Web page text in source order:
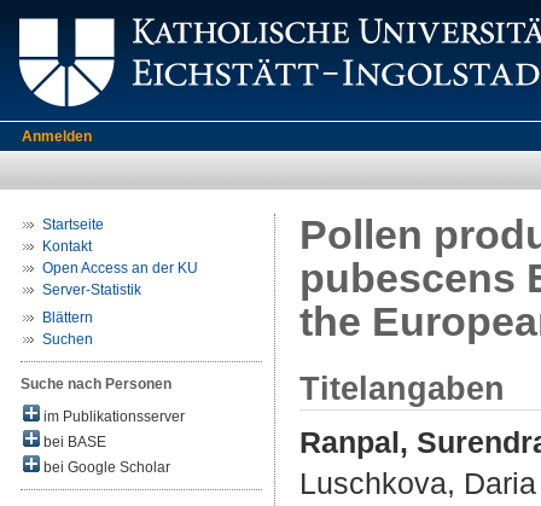
Anmelden
Startseite
Kontakt
Open Access an der KU
Server-Statistik
Blättern
Suchen
Suche nach Personen
im Publikationsserver
bei BASE
bei Google Scholar
Pollen
pubescens
the
Titelangaben
Ranpal,
Luschkova, Daria